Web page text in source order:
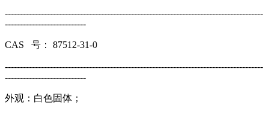
--------------------------------------------------------------------------------------
---------------------------
CAS 号： 87512-31-0
--------------------------------------------------------------------------------------
---------------------------
外观：白色固体；